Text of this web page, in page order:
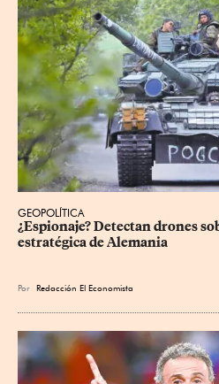
GEOPOLÍTICA
¿Espionaje? Detectan drones
estratégica de Alemania
Por Redacción El Economista